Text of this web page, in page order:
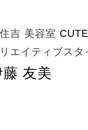
吉 美容室
エイティブスタ
藤 友美